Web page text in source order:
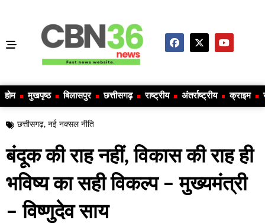
होम मुखपृष्ठ बिलासपुर छत्तीसगढ़ राष्ट्रीय अंतर्राष्ट्रीय क्राइम
छत्तीसगढ़, नई नक्सल नीति
बंदूक की राह नहीं, विकास की राह ही
भविष्य का सही विकल्प – मुख्यमंत्री
– विष्णुदेव साय